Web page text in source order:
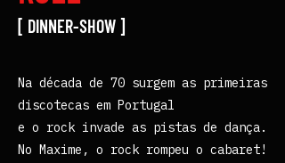
[ DINNER-SHOW ]
Na década de 70 surgem as primeiras
discotecas em Portugal
e o rock invade as pistas de dança.
No Maxime, o rock rompeu o cabaret!